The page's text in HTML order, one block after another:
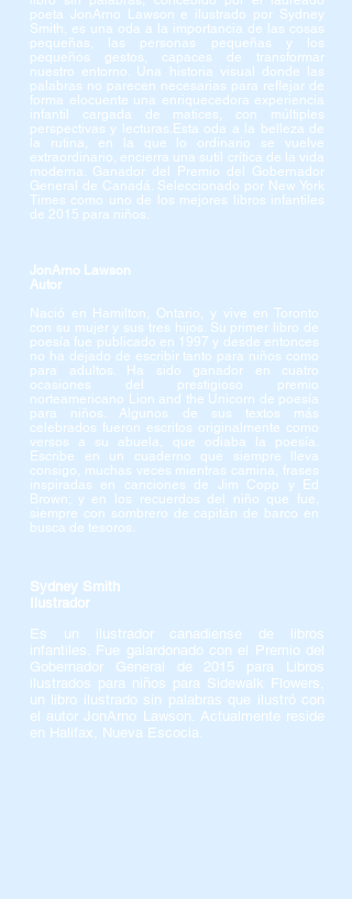
poeta JonArno Lawson e ilustrado por Sydney
Smith, es una oda a la importancia de las cosas
pequeñas, las personas pequeñas y los
pequeños gestos, capaces de transformar
nuestro entorno. Una historia visual donde las
palabras no parecen necesarias para reflejar de
forma elocuente una enriquecedora experiencia
infantil cargada de matices, con múltiples
perspectivas y lecturas.Esta oda a la belleza de
la rutina, en la que lo ordinario se vuelve
extraordinario, encierra una sutil crítica de la vida
moderna. Ganador del Premio del Gobernador
General de Canadá. Seleccionado por New York
Times como uno de los mejores libros infantiles
de 2015 para niños.
JonArno Lawson
Autor
Nació en Hamilton, Ontario, y vive en Toronto
con su mujer y sus tres hijos. Su primer libro de
poesía fue publicado en 1997 y desde entonces
no ha dejado de escribir tanto para niños como
para adultos. Ha sido ganador en cuatro
ocasiones del prestigioso premio
norteamericano Lion and the Unicorn de poesía
para niños. Algunos de sus textos más
celebrados fueron escritos originalmente como
versos a su abuela, que odiaba la poesía.
Escribe en un cuaderno que siempre lleva
consigo, muchas veces mientras camina, frases
inspiradas en canciones de Jim Copp y Ed
Brown; y en los recuerdos del niño que fue,
siempre con sombrero de capitán de barco en
busca de tesoros.
Sydney Smith
Ilustrador
Es un ilustrador canadiense de libros
infantiles. Fue galardonado con el Premio del
Gobernador General de 2015 para Libros
ilustrados para niños para Sidewalk Flowers,
un libro ilustrado sin palabras que ilustró con
el autor JonArno Lawson. Actualmente reside
en Halifax, Nueva Escocia.